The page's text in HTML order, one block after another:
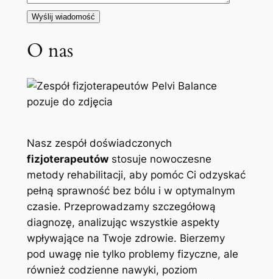
O nas
Nasz zespół doświadczonych
fizjoterapeutówstosuje nowoczesne
metody rehabilitacji, aby pomóc Ci odzyskać
pełną sprawność bez bólu i w optymalnym
czasie. Przeprowadzamy szczegółową
diagnozę, analizując wszystkie aspekty
wpływające na Twoje zdrowie. Bierzemy
pod uwagę nie tylko problemy fizyczne, ale
również codzienne nawyki, poziom